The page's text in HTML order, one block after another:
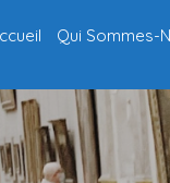
Qui Sommes-